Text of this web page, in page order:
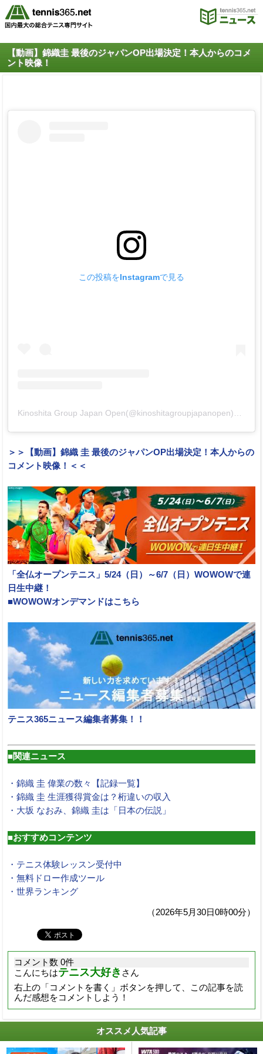
【動画】錦織圭 最後のジャパンOP出場決定！本人からのコメ
ント映像！
この投稿をInstagramで見る
Kinoshita Group Japan Open(@kinoshitagroupjapanopen)がシェアした投稿
＞＞【動画】錦織 圭 最後のジャパンOP出場決定！本人からの
コメント映像！＜＜
「全仏オープンテニス」5/24（日）～6/7（日）WOWOWで連
日生中継！
■WOWOWオンデマンドはこちら
テニス365ニュース編集者募集！！
■関連ニュース
・錦織 圭 偉業の数々【記録一覧】
・錦織 圭 生涯獲得賞金は？桁違いの収入
・大坂 なおみ、錦織 圭は「日本の伝説」
■おすすめコンテンツ
・テニス体験レッスン受付中
・無料ドロー作成ツール
・世界ランキング
（2026年5月30日0時00分）
コメント数 0件
こんにちはテニス大好き さん
右上の「コメントを書く」ボタンを押して、この記事を読
んだ感想をコメントしよう！
オススメ人気記事